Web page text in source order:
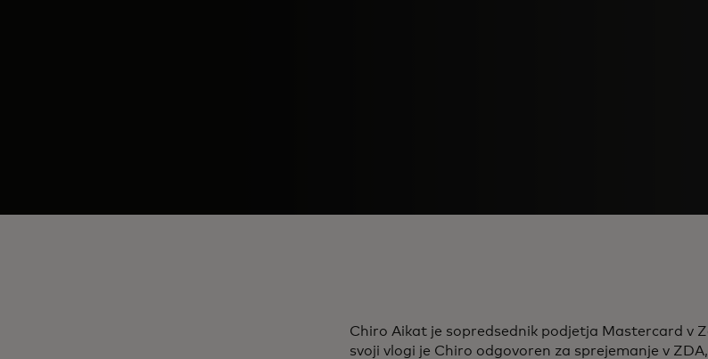
Chiro Aikat je sopredsednik podjetja Mastercard v
svoji vlogi je Chiro odgovoren za sprejemanje v